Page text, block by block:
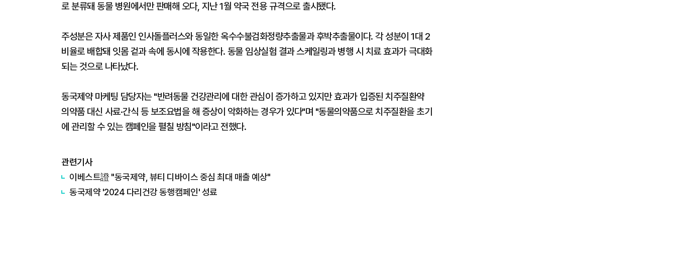
로 분류돼 동물 병원에서만 판매해 오다, 지난 1월 약국 전용 규격으로 출시됐다.
주성분은 자사 제품인 인사돌플러스와 동일한 옥수수불검화정량추출물과 후박추출물이다. 각 성분이 1대 2
비율로 배합돼 잇몸 겉과 속에 동시에 작용한다. 동물 임상실험 결과 스케일링과 병행 시 치료 효과가 극대화
되는 것으로 나타났다.
동국제약 마케팅 담당자는 "반려동물 건강관리에 대한 관심이 증가하고 있지만 효과가 입증된 치주질환약
의약품 대신 사료·간식 등 보조요법을 해 증상이 악화하는 경우가 있다"며 "동물의약품으로 치주질환을 초기
에 관리할 수 있는 캠페인을 펼칠 방침"이라고 전했다.
관련기사
이베스트證 "동국제약, 뷰티 디바이스 중심 최대 매출 예상"
동국제약 '2024 다리건강 동행캠페인' 성료